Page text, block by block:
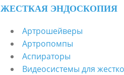
ЖЕСТКАЯ ЭНДОСКОПИЯ
Артрошейверы
Артропомпы
Аспираторы
Видеосистемы для